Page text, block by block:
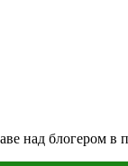
над блогером в